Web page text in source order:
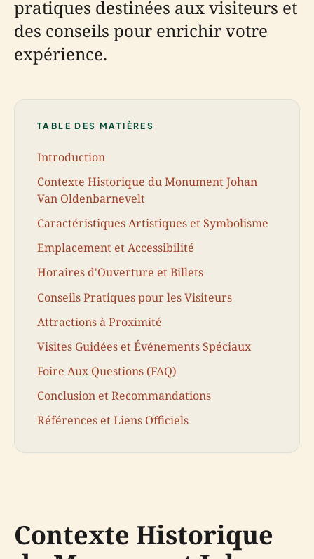
pratiques destinées aux visiteurs et
des conseils pour enrichir votre
expérience.
TABLE DES MATIÈRES
Introduction
Contexte Historique du Monument Johan
Van Oldenbarnevelt
Caractéristiques Artistiques et Symbolisme
Emplacement et Accessibilité
Horaires d'Ouverture et Billets
Conseils Pratiques pour les Visiteurs
Attractions à Proximité
Visites Guidées et Événements Spéciaux
Foire Aux Questions (FAQ)
Conclusion et Recommandations
Références et Liens Officiels
Contexte Historique